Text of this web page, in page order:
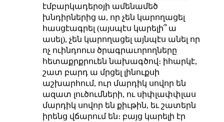
էմբարկադերօյի ամենամեծ
խնդիրներից ա, որ չեն կարողացել
հասցէագրել (այսպէս կարելի՞ ա
ասել), չեն կարողացել այնպէս անել որ
ոչ ուինդոուս ծրագրաւորողները
հետաքրքրուեն նախագծով։ իհարկէ,
շատ բարդ ա մրցել լինուքսի
աշխարհում, ուր մարդիկ սովոր են
ազատ լուծումների, ու սիփլափփլաս
մարդիկ սովոր են քիւթին, եւ շատերն
իրենց վճարում են։ բայց կարելի էր